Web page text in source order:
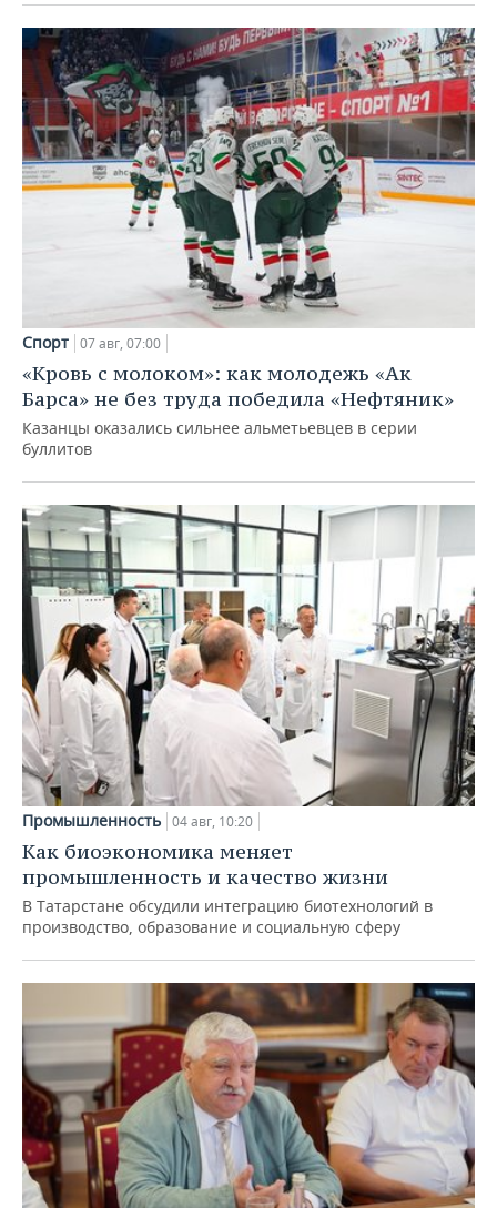
Спорт 07 авг, 07:00
«Кровь с молоком»: как молодежь «Ак
Барса» не без труда победила «Нефтяник»
Казанцы оказались сильнее альметьевцев в серии
буллитов
Промышленность 04 авг, 10:20
Как биоэкономика меняет
промышленность и качество жизни
В Татарстане обсудили интеграцию биотехнологий в
производство, образование и социальную сферу